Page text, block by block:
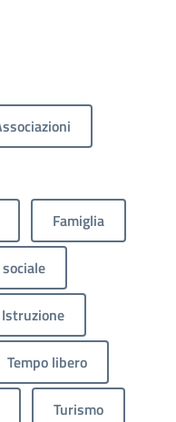
Famiglia
Istruzione
Tempo libero
Turismo